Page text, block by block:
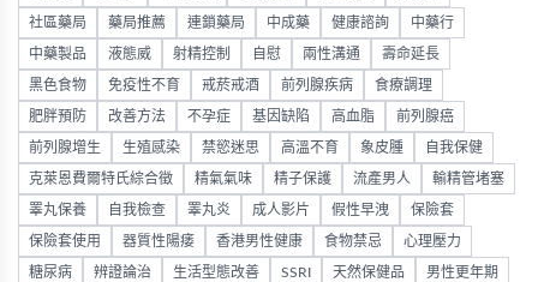
社區藥局 藥局推薦 連鎖藥局 中成藥 健康諮詢 中藥行
中藥製品 液態威 射精控制 自慰 兩性溝通 壽命延長
黑色食物 免疫性不育 戒菸戒酒 前列腺疾病 食療調理
肥胖預防 改善方法 不孕症 基因缺陷 高血脂 前列腺癌
前列腺增生 生殖感染 禁慾迷思 高溫不育 象皮腫 自我保健
克萊恩費爾特氏綜合徵 精氣氣味 精子保護 流產男人 輸精管堵塞
睪丸保養 自我檢查 睪丸炎 成人影片 假性早洩 保險套
保險套使用 器質性陽痿 香港男性健康 食物禁忌 心理壓力
糖尿病 辨證論治 生活型態改善 SSRI 天然保健品 男性更年期